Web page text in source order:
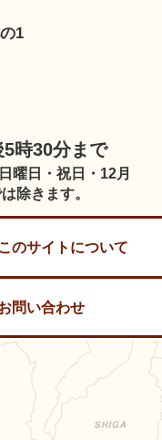
1
時30分まで
曜日・祝日・12月
除きます。
のサイトについて
問い合わせ